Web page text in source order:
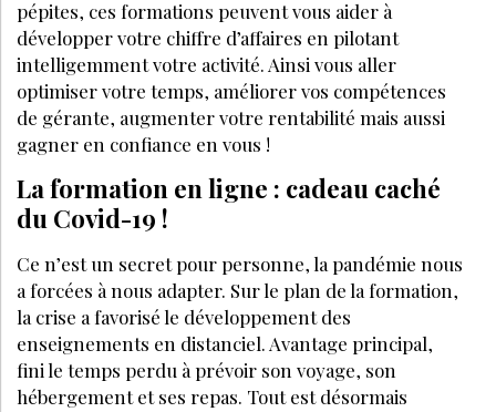
PAR MICHÈLE DE LATTRE
DIRECTRICE RÉDACTION LES NOUVELLES
ESTHÉTIQUES